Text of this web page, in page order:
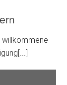
willkommene
[...]